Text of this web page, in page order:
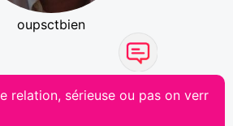
oupsctbien
relation, sérieuse ou pas on verr